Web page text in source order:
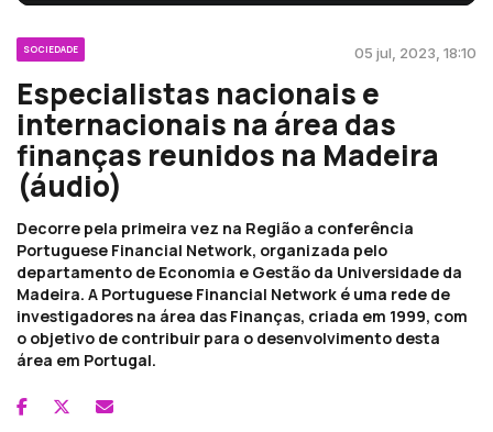
SOCIEDADE 05 jul, 2023, 18:10
Especialistas nacionais e
internacionais na área das
finanças reunidos na Madeira
(áudio)
Decorre pela primeira vez na Região a conferência
Portuguese Financial Network, organizada pelo
departamento de Economia e Gestão da Universidade da
Madeira. A Portuguese Financial Network é uma rede de
investigadores na área das Finanças, criada em 1999, com
o objetivo de contribuir para o desenvolvimento desta
área em Portugal.